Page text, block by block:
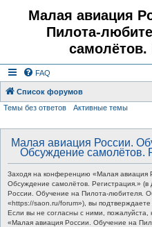
Малая авиация
Пилота-
самолётов.
FAQ
Список форумов
Темы без ответов
Активные темы
Малая авиация России.
Обсуждение самолётов.
Заходя на конференцию «Малая авиация
Обсуждение самолётов. Регистрация.»
России. Обучение на Пилота-любителя.
«https://saon.ru/forum»), вы
Если вы не согласны с ними,
«Малая авиация России. Обучение на